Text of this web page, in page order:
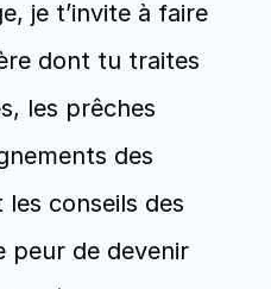
je t’invite à faire
dont tu traites
les prêches
des
les conseils des
peur de devenir